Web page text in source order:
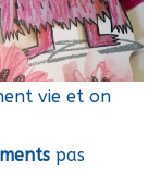
vie et on
pas